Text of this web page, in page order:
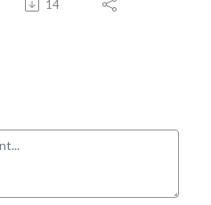
14